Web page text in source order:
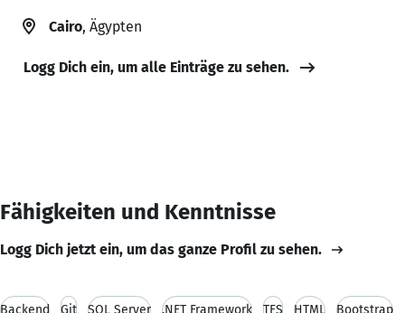
Cairo, Ägypten
Logg Dich ein, um alle Einträge zu sehen.
Fähigkeiten und Kenntnisse
Logg Dich jetzt ein, um das ganze Profil zu sehen.
Backend Git SQL Server .NET Framework TFS HTML Bootstrap